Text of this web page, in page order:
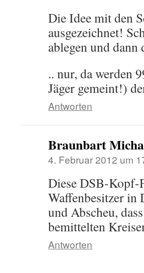
Die Idee mit den
ausgezeichnet!
ablegen und dann
.. nur, da werden
Jäger gemeint!)
Antworten
Braunbart
4. Februar 2012 um
Diese DSB-Kopf-
Waffenbesitzer in
und Abscheu,
bemittelten
Antworten